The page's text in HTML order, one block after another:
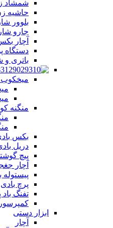
شمشاد
حاشیه
بلوور
جارو
آچار
دستگاه
باتری و
میخکوب
منگنه
بکس
دریل
پیچ
آچار
پیستوله
پرچ بادی
تفنگ
کمپرسور
ابزار دستی
آچار